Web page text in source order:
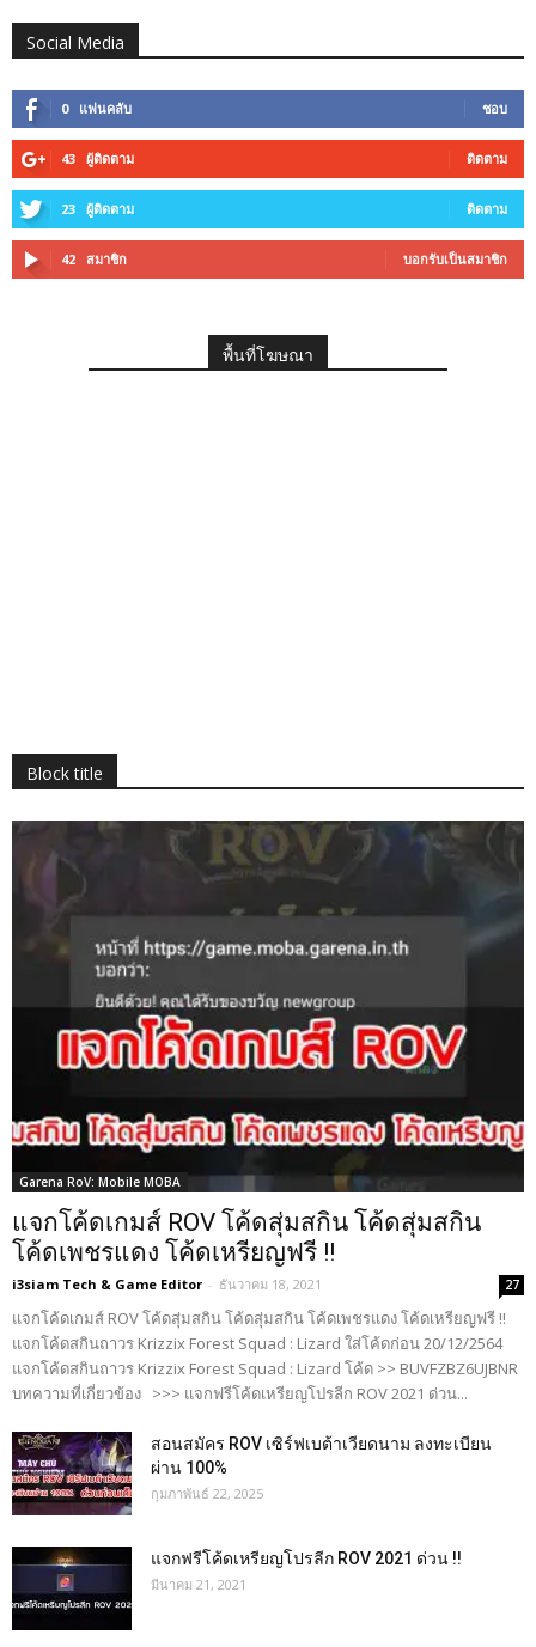
Social Media
0 แฟนคลับ ชอบ
43 ผู้ติดตาม ติดตาม
23 ผู้ติดตาม ติดตาม
42 สมาชิก บอกรับเป็นสมาชิก
พื้นที่โฆษณา
Block title
Garena RoV: Mobile MOBA
แจกโค้ดเกมส์ ROV โค้ดสุ่มสกิน โค้ดสุ่มสกิน
โค้ดเพชรแดง โค้ดเหรียญฟรี !!
i3siam Tech & Game Editor - ธันวาคม 18, 2021 27
แจกโค้ดเกมส์ ROV โค้ดสุ่มสกิน โค้ดสุ่มสกิน โค้ดเพชรแดง โค้ดเหรียญฟรี !!
แจกโค้ดสกินถาวร Krizzix Forest Squad : Lizard ใส่โค้ดก่อน 20/12/2564
แจกโค้ดสกินถาวร Krizzix Forest Squad : Lizard โค้ด >> BUVFZBZ6UJBNR
บทความที่เกี่ยวข้อง >>> แจกฟรีโค้ดเหรียญโปรลีก ROV 2021 ด่วน...
สอนสมัคร ROV เซิร์ฟเบต้าเวียดนาม ลงทะเบียน
ผ่าน 100%
กุมภาพันธ์ 22, 2025
แจกฟรีโค้ดเหรียญโปรลีก ROV 2021 ด่วน !!
มีนาคม 21, 2021